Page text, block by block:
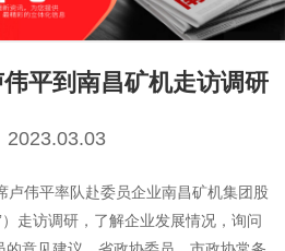
平到南昌矿机走访调研
2023.03.03
伟平率队赴委员企业南昌矿机集团股
走访调研，了解企业发展情况，询问